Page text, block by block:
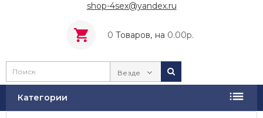
shop-4sex@yandex.ru
0 Tоваров, на 0.00р.
Везде
Категории